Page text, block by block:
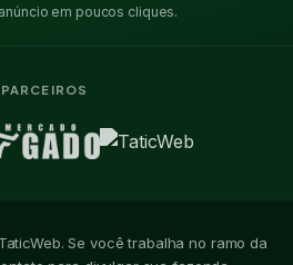
em poucos cliques.
PARCEIROS
Se você trabalha no ramo da